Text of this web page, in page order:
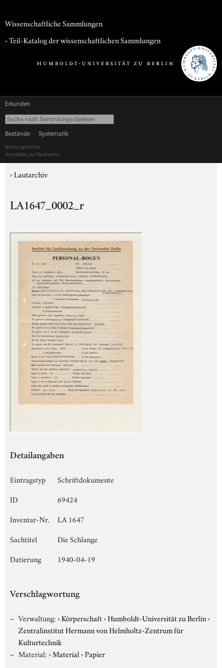
Wissenschaftliche Sammlungen
› Teil-Katalog der wissenschaftlichen Sammlungen
Erkunden
Bestände Systematik
Nutzungsrechte
Anmelden zur Recherche
›Lautarchiv
LA1647_0002_r
Detailangaben
Eintragstyp
Schriftdokumente
ID
69424
Inventar-Nr.
LA 1647
Sachtitel
Die Schlange
Datierung
1940-04-19
Verschlagwortung
Verwaltung:›Körperschaft›Humboldt-Universität zu Berlin›
Zentralinstitut Hermann von Helmholtz-Zentrum für
Kulturtechnik
Material:›Material›Papier